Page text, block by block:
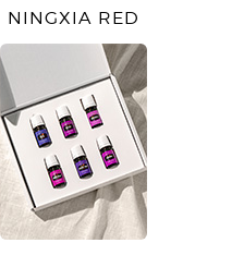
NINGXIA RED